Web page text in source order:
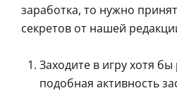
заработка, то нужно
секретов от нашей
Заходите в игру хотя бы
подобная активность